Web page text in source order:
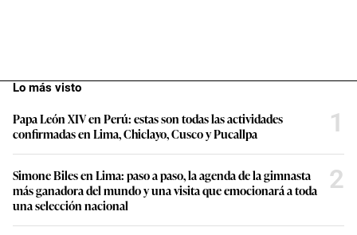
Lo más visto
Papa León XIV en Perú: estas son todas las actividades
confirmadas en Lima, Chiclayo, Cusco y Pucallpa
1
Simone Biles en Lima: paso a paso, la agenda de la gimnasta
más ganadora del mundo y una visita que emocionará a toda
una selección nacional
2